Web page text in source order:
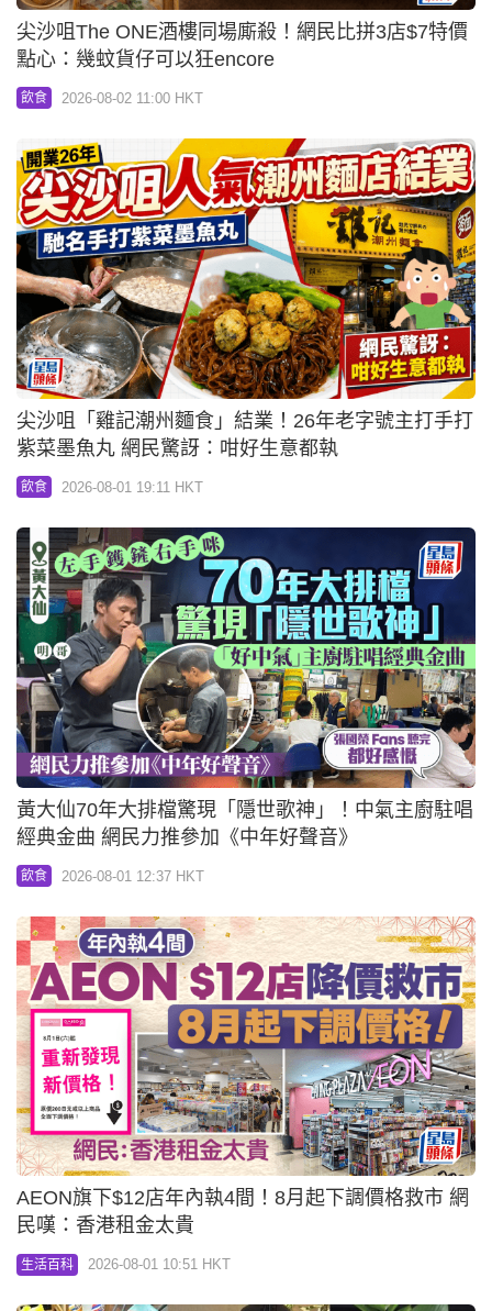
尖沙咀The ONE酒樓同場廝殺！網民比拼3店$7特價
點心：幾蚊貨仔可以狂encore
飲食 2026-08-02 11:00 HKT
尖沙咀「雞記潮州麵食」結業！26年老字號主打手打
紫菜墨魚丸 網民驚訝：咁好生意都執
飲食 2026-08-01 19:11 HKT
黃大仙70年大排檔驚現「隱世歌神」！中氣主廚駐唱
經典金曲 網民力推參加《中年好聲音》
飲食 2026-08-01 12:37 HKT
AEON旗下$12店年內執4間！8月起下調價格救市 網
民嘆：香港租金太貴
生活百科 2026-08-01 10:51 HKT